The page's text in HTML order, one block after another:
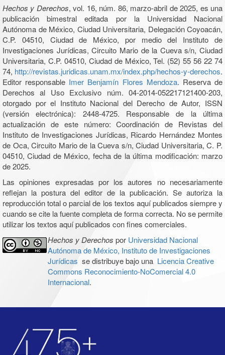
Hechos y Derechos, vol. 16, núm. 86, marzo-abril de 2025, es una
publicación bimestral editada por la Universidad Nacional
Autónoma de México, Ciudad Universitaria, Delegación Coyoacán,
C.P. 04510, Ciudad de México, por medio del Instituto de
Investigaciones Jurídicas, Circuito Mario de la Cueva s/n, Ciudad
Universitaria, C.P. 04510, Ciudad de México, Tel. (52) 55 56 22 74
74, http://revistas.juridicas.unam.mx/index.php/hechos-y-derechos.
Editor responsable Imer Benjamín Flores Mendoza. Reserva de
Derechos al Uso Exclusivo núm. 04-2014-052217121400-203,
otorgado por el Instituto Nacional del Derecho de Autor, ISSN
(versión electrónica): 2448-4725. Responsable de la última
actualización de este número: Coordinación de Revistas del
Instituto de Investigaciones Jurídicas, Ricardo Hernández Montes
de Oca, Circuito Mario de la Cueva s/n, Ciudad Universitaria, C. P.
04510, Ciudad de México, fecha de la última modificación: marzo
de 2025.
Las opiniones expresadas por los autores no necesariamente
reflejan la postura del editor de la publicación. Se autoriza la
reproducción total o parcial de los textos aquí publicados siempre y
cuando se cite la fuente completa de forma correcta. No se permite
utilizar los textos aquí publicados con fines comerciales.
Hechos y Derechos por Universidad Nacional
Autónoma de México, Instituto de Investigaciones
Jurídicas se distribuye bajo una Licencia Creative
Commons Reconocimiento-NoComercial 4.0
Internacional.